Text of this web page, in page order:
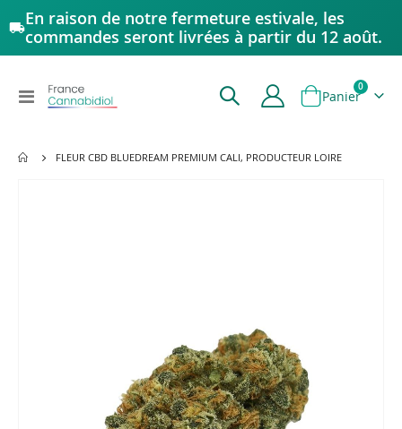
En raison de notre fermeture estivale, les
commandes seront livrées à partir du 12 août.
Affichage
navigation
Panier
0articles
FLEUR CBD BLUEDREAM PREMIUM CALI, PRODUCTEUR LOIRE